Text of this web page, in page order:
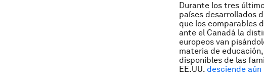
Durante los tres
países desarrollados
que los comparables
ante el Canadá la
europeos van
materia de
disponibles de las
EE.UU. desciende aún